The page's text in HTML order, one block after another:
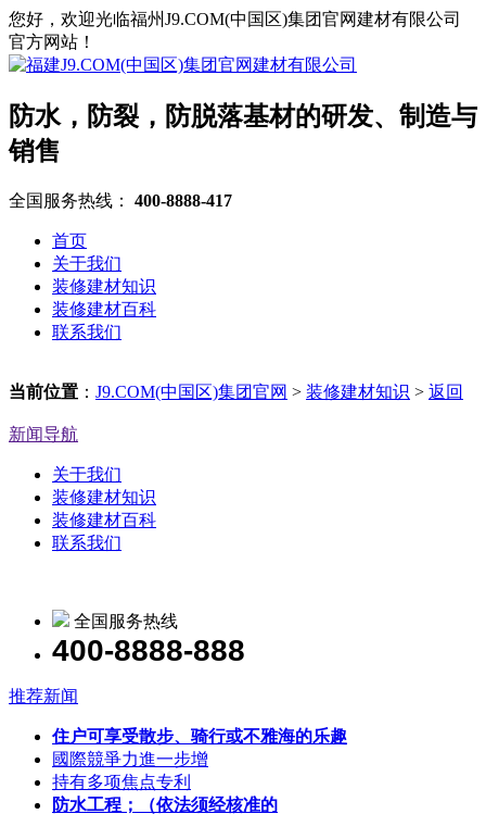
您好，欢迎光临福州J9.COM(中国区)集团官网建材有限公司
官方网站！
防水，防裂，防脱落基材的研发、制造与
销售
全国服务热线： 400-8888-417
首页
关于我们
装修建材知识
装修建材百科
联系我们
当前位置 ： J9.COM(中国区)集团官网 > 装修建材知识 > 返回
新闻导航
关于我们
装修建材知识
装修建材百科
联系我们
全国服务热线
400-8888-888
推荐新闻
住户可享受散步、骑行或不雅海的乐趣
國際競爭力進一步增
持有多项焦点专利
防水工程；（依法须经核准的